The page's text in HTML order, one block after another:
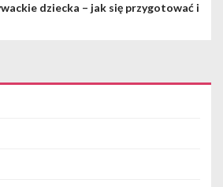
dziecka – jak się przygotować i